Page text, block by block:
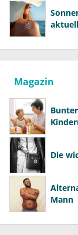
Magazin
Die
Mann